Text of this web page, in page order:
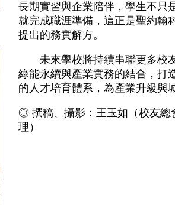
長期實習與企業陪伴，學生不只
就完成職涯準備，這正是聖約翰
提出的務實解方。
未來學校將持續串聯更多校友
綠能永續與產業實務的結合，打
的人才培育體系，為產業升級與
◎ 撰稿、攝影：王玉如（校友總
理）